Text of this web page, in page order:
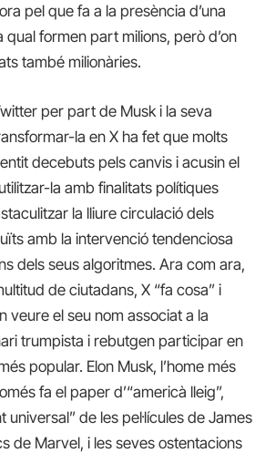
pel que fa a la presència d’una
qual formen part milions, però d’on
també milionàries.
per part de Musk i la seva
la en X ha fet que molts
decebuts pels canvis i acusin el
la amb finalitats polítiques
la lliure circulació dels
amb la intervenció tendenciosa
dels seus algoritmes. Ara com ara,
de ciutadans, X “fa cosa” i
veure el seu nom associat a la
trumpista i rebutgen participar en
popular. Elon Musk, l’home més
fa el paper d’“americà lleig”,
universal” de les pel·lícules de James
de Marvel, i les seves ostentacions